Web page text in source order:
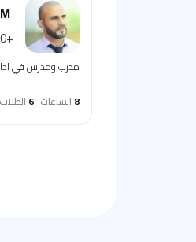
+10 سنوات الخبرة
مدرب ومدرس في
8 الساعات 6 الطلاب